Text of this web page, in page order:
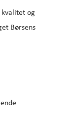
og
Børsens